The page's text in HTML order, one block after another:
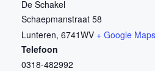
De Schakel
Schaepmanstraat 58
Lunteren, 6741WV + Google Maps
Telefoon
0318-482992